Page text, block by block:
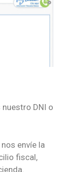
DNI o
envíe la
fiscal,